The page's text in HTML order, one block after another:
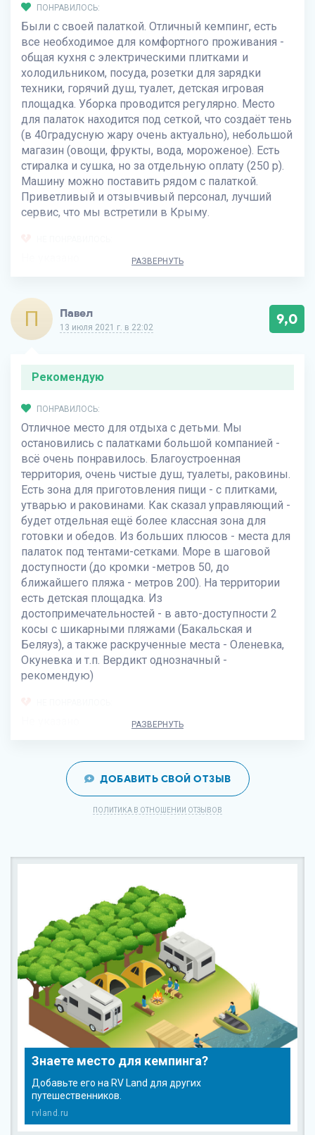
ПОНРАВИЛОСЬ:
Были с своей палаткой. Отличный кемпинг, есть
все необходимое для комфортного проживания -
общая кухня с электрическими плитками и
холодильником, посуда, розетки для зарядки
техники, горячий душ, туалет, детская игровая
площадка. Уборка проводится регулярно. Место
для палаток находится под сеткой, что создаёт тень
(в 40градусную жару очень актуально), небольшой
магазин (овощи, фрукты, вода, мороженое). Есть
стиралка и сушка, но за отдельную оплату (250 р).
Машину можно поставить рядом с палаткой.
Приветливый и отзывчивый персонал, лучший
сервис, что мы встретили в Крыму.
РАЗВЕРНУТЬ
П Павел
13 июля 2021 г. в 22:02 9,0
Рекомендую
ПОНРАВИЛОСЬ:
Отличное место для отдыха с детьми. Мы
остановились с палатками большой компанией -
всё очень понравилось. Благоустроенная
территория, очень чистые душ, туалеты, раковины.
Есть зона для приготовления пищи - с плитками,
утварью и раковинами. Как сказал управляющий -
будет отдельная ещё более классная зона для
готовки и обедов. Из больших плюсов - места для
палаток под тентами-сетками. Море в шаговой
доступности (до кромки -метров 50, до
ближайшего пляжа - метров 200). На территории
есть детская площадка. Из
достопримечательностей - в авто-доступности 2
косы с шикарными пляжами (Бакальская и
Беляуз), а также раскрученные места - Оленевка,
Окуневка и т.п. Вердикт однозначный -
рекомендую)
РАЗВЕРНУТЬ
ДОБАВИТЬ СВОЙ ОТЗЫВ
ПОЛИТИКА В ОТНОШЕНИИ ОТЗЫВОВ
Знаете место для кемпинга?
Добавьте его на RV Land для других
путешественников.
rvland.ru